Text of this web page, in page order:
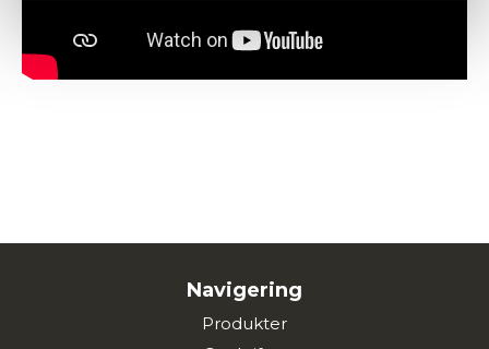
Navigering
Produkter